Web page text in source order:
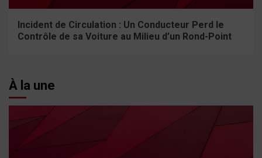
Incident de Circulation : Un Conducteur Perd le
Contrôle de sa Voiture au Milieu d’un Rond-Point
À la une